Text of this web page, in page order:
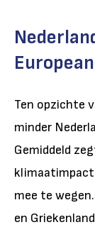
Ten opzichte
minder
Gemiddeld
mee te
en